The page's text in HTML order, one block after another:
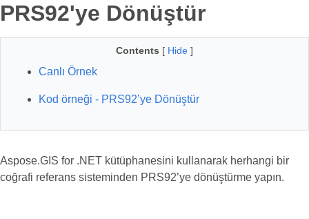
PRS92'ye Dönüştür
Contents [ Hide ]
Canlı Örnek
Kod örneği - PRS92’ye Dönüştür
Aspose.GIS for .NET kütüphanesini kullanarak herhangi bir
coğrafi referans sisteminden PRS92’ye dönüştürme yapın.